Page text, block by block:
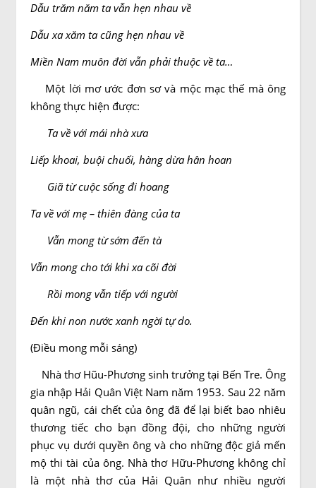
Dẫu trăm năm ta vẫn hẹn nhau về
Dẫu xa xăm ta cũng hẹn nhau về
Miền Nam muôn đời vẫn phải thuộc về ta…
Một lời mơ ước đơn sơ và mộc mạc thế mà ông
không thực hiện được:
Ta về với mái nhà xưa
Liếp khoai, buội chuối, hàng dừa hân hoan
Giã từ cuộc sống đi hoang
Ta về với mẹ – thiên đàng của ta
Vẫn mong từ sớm đến tà
Vẫn mong cho tới khi xa cõi đời
Rồi mong vẫn tiếp với người
Ðến khi non nước xanh ngời tự do.
(Ðiều mong mỗi sáng)
Nhà thơ Hũu-Phương sinh trưởng tại Bến Tre. Ông
gia nhập Hải Quân Việt Nam năm 1953. Sau 22 năm
quân ngũ, cái chết của ông đã để lại biết bao nhiêu
thương tiếc cho bạn đồng đội, cho những người
phục vụ dưới quyền ông và cho những độc giả mến
mộ thi tài của ông. Nhà thơ Hữu-Phương không chỉ
là một nhà thơ của Hải Quân như nhiều người